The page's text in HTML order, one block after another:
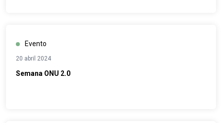
Evento
20 abril 2024
Semana ONU 2.0